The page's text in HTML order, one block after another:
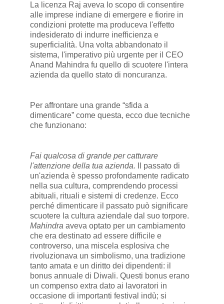
La licenza Raj aveva lo scopo di consentire
alle imprese indiane di emergere e fiorire in
condizioni protette ma produceva l'effetto
indesiderato di indurre inefficienza e
superficialità. Una volta abbandonato il
sistema, l'imperativo più urgente per il CEO
Anand Mahindra fu quello di scuotere l'intera
azienda da quello stato di noncuranza.
Per affrontare una grande “sfida a
dimenticare” come questa, ecco due tecniche
che funzionano:
Fai qualcosa di grande per catturare
l'attenzione della tua azienda. Il passato di
un'azienda è spesso profondamente radicato
nella sua cultura, comprendendo processi
abituali, rituali e sistemi di credenze. Ecco
perché dimenticare il passato può significare
scuotere la cultura aziendale dal suo torpore.
Mahindra aveva optato per un cambiamento
che era destinato ad essere difficile e
controverso, una miscela esplosiva che
rivoluzionava un simbolismo, una tradizione
tanto amata e un diritto dei dipendenti: il
bonus annuale di Diwali. Questi bonus erano
un compenso extra dato ai lavoratori in
occasione di importanti festival indù; si